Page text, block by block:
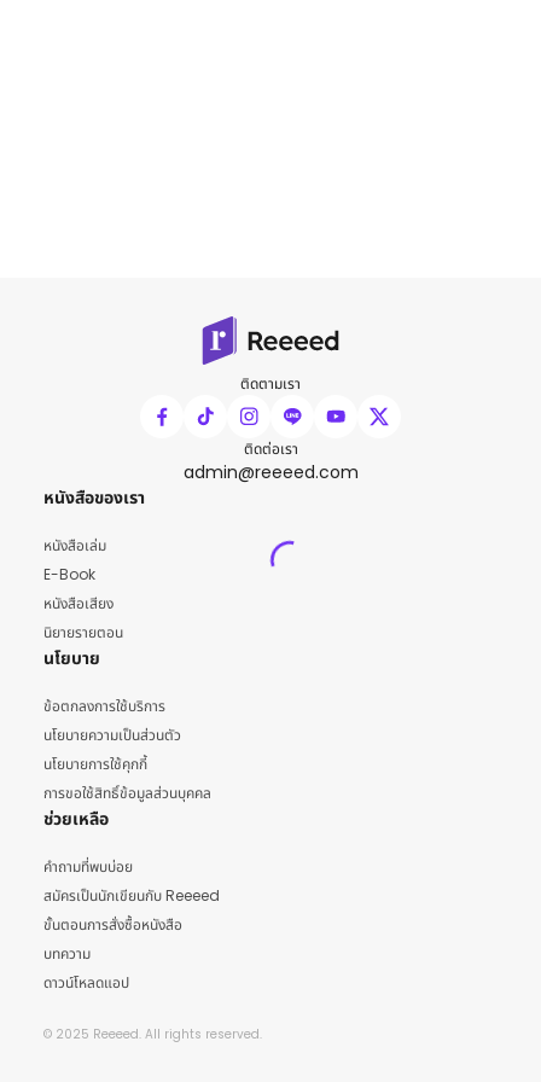
ติดตามเรา
ติดต่อเรา
admin@reeeed.com
หนังสือของเรา
หนังสือเล่ม
E-Book
หนังสือเสียง
นิยายรายตอน
นโยบาย
ข้อตกลงการใช้บริการ
นโยบายความเป็นส่วนตัว
นโยบายการใช้คุกกี้
การขอใช้สิทธิ์ข้อมูลส่วนบุคคล
ช่วยเหลือ
คำถามที่พบบ่อย
สมัครเป็นนักเขียนกับ Reeeed
ขั้นตอนการสั่งซื้อหนังสือ
บทความ
ดาวน์โหลดแอป
© 2025 Reeeed. All rights reserved.